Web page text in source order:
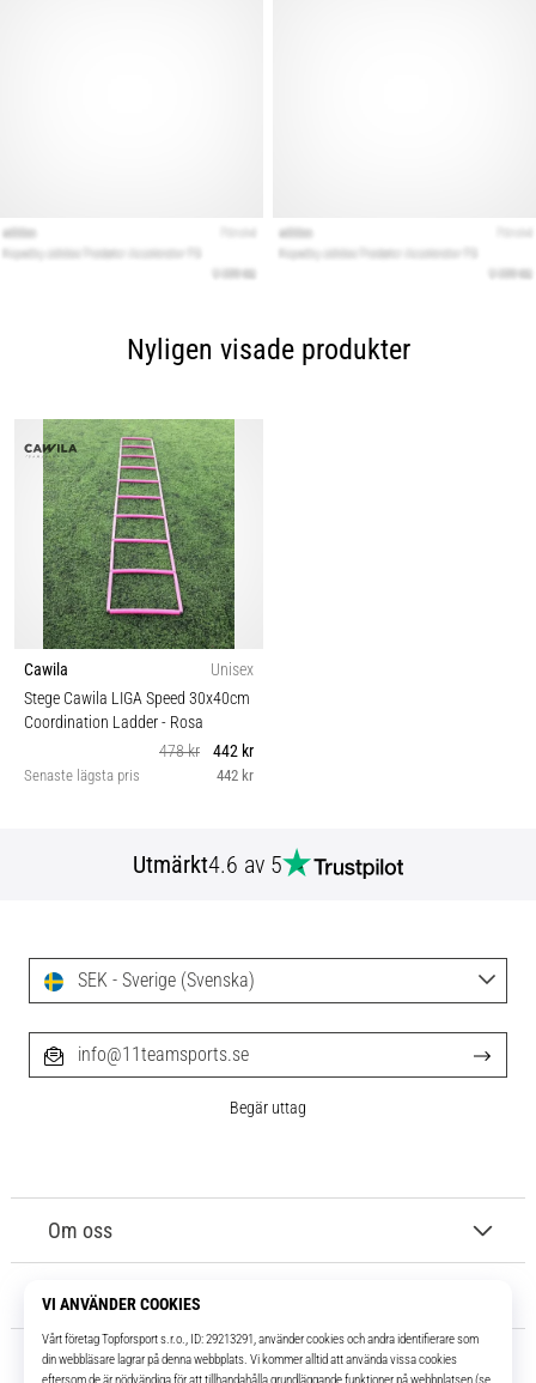
Nyligen visade produkter
Cawila
Unisex
Stege Cawila LIGA Speed 30x40cm
Coordination Ladder- Rosa
478 kr
442 kr
Senaste lägsta pris 442 kr
Utmärkt4.6 av 5
Om oss
Kundtjänst
SEK - Sverige (Svenska)
info@11teamsports.se
Begär uttag